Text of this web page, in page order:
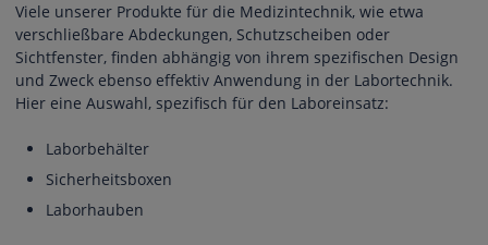
Viele unserer Produkte für die Medizintechnik, wie etwa
verschließbare Abdeckungen, Schutzscheiben oder
Sichtfenster, finden abhängig von ihrem spezifischen Design
und Zweck ebenso effektiv Anwendung in der Labortechnik.
Hier eine Auswahl, spezifisch für den Laboreinsatz:
Laborbehälter
Sicherheitsboxen
Laborhauben